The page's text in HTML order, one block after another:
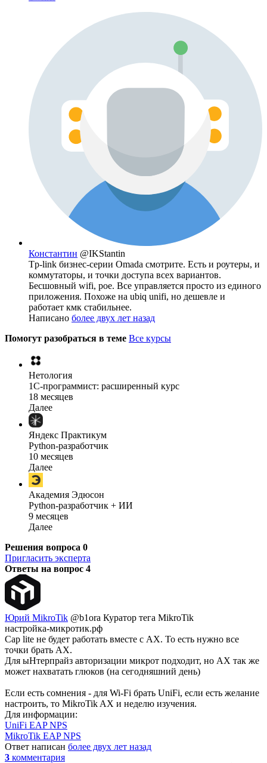
Константин @IKStantin
Tp-link бизнес-серии Omada смотрите. Есть и роутеры, и
коммутаторы, и точки доступа всех вариантов.
Бесшовный wifi, poe. Все управляется просто из единого
приложения. Похоже на ubiq unifi, но дешевле и
работает кмк стабильнее.
Написано более двух лет назад
Помогут разобраться в теме Все курсы
Нетология
1C-программист: расширенный курс
18 месяцев
Далее
Яндекс Практикум
Python-разработчик
10 месяцев
Далее
Академия Эдюсон
Python-разработчик + ИИ
9 месяцев
Далее
Решения вопроса 0
Пригласить эксперта
Ответы на вопрос 4
Юрий MikroTik @b1ora Куратор тега MikroTik
настройка-микротик.рф
Cap lite не будет работать вместе с AX. То есть нужно все
точки брать AX.
Для ыНтерпрайз авторизации микрот подходит, но AX так же
может нахватать глюков (на сегодняшний день)
Если есть сомнения - для Wi-Fi брать UniFi, если есть желание
настроить, то MikroTik AX и неделю изучения.
Для информации:
UniFi EAP NPS
MikroTik EAP NPS
Ответ написан более двух лет назад
3 комментария